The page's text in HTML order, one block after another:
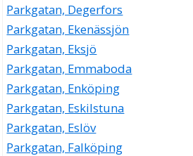
Parkgatan, Degerfors
Parkgatan, Ekenässjön
Parkgatan, Eksjö
Parkgatan, Emmaboda
Parkgatan, Enköping
Parkgatan, Eskilstuna
Parkgatan, Eslöv
Parkgatan, Falköping